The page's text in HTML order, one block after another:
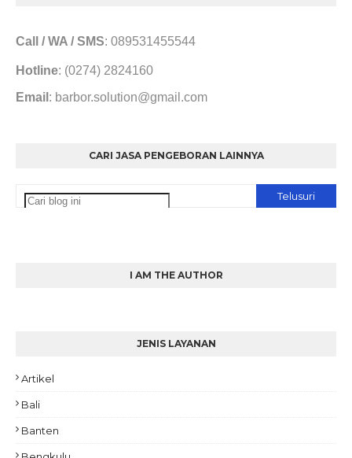
Call / WA / SMS: 089531455544
Hotline: (0274) 2824160
Email : barbor.solution@gmail.com
CARI JASA PENGEBORAN LAINNYA
I AM THE AUTHOR
JENIS LAYANAN
Artikel
Bali
Banten